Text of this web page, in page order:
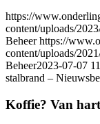
https://
content/uploads/
Beheer https://
content/uploads/
Beheer2023-07-07
stalbrand –
Koffie? Van